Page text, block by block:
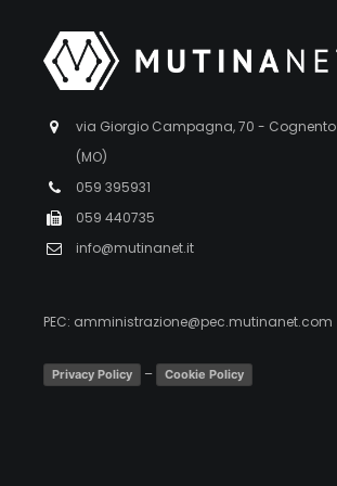
via Giorgio Campagna, 70 - Cognento
(MO)
059 395931
059 440735
info@mutinanet.it
PEC: amministrazione@pec.mutinanet.com
Privacy Policy – Cookie Policy